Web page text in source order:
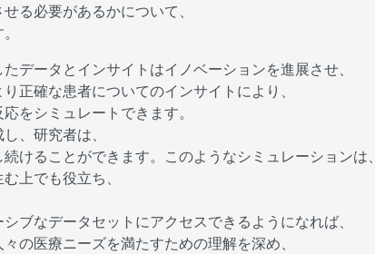
る必要があるかについて、
データとインサイトはイノベーションを進展させ、
正確な患者についてのインサイトにより、
をシミュレートできます。
、研究者は、
けることができます。このようなシミュレーションは、
上でも役立ち、
ブなデータセットにアクセスできるようになれば、
の医療ニーズを満たすための理解を深め、